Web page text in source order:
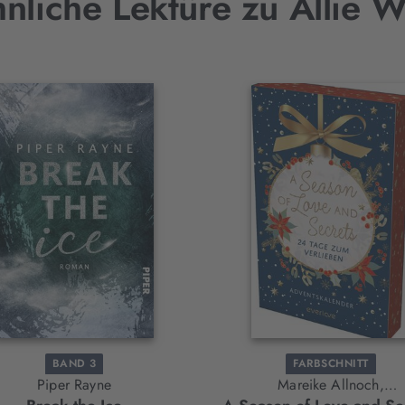
BAND 3
Piper Rayne
FARBSCHNITT
Mareike Allnoch,